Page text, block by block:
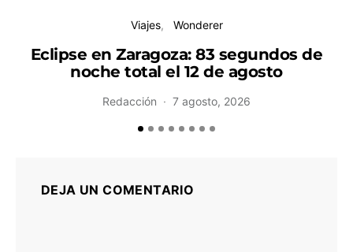
Viajes Wonderer
Eclipse en Zaragoza: 83 segundos de
noche total el 12 de agosto
Redacción 7 agosto, 2026
DEJA UN COMENTARIO